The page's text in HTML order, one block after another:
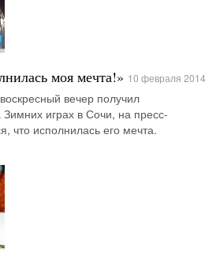
моя мечта!» 10 февраля 2014
вечер получил
играх в Сочи, на пресс-
что исполнилась его мечта.